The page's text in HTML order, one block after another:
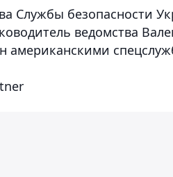
Службы безопасности
ведомства
американскими